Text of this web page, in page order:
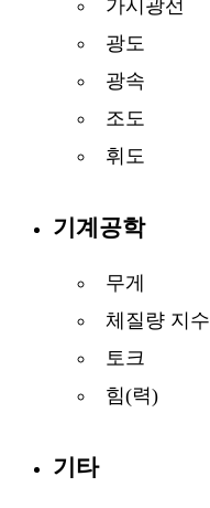
가시광선
광도
광속
조도
휘도
기계공학
무게
체질량 지수
토크
힘(력)
기타